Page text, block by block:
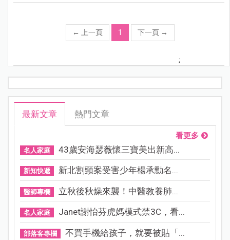
← 上一頁 1 下一頁 →
;
最新文章 熱門文章
看更多
名人家庭 43歲安海瑟薇懷三寶美出新高...
新知快遞 新北割頸案受害少年楊承勳名...
醫師專欄 立秋後秋燥來襲！中醫教養肺...
名人家庭 Janet謝怡芬虎媽模式禁3C，看...
部落客專欄 不買手機給孩子，就要被貼「...